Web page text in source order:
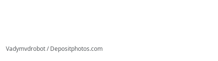
Vadymvdrobot / Depositphotos.com